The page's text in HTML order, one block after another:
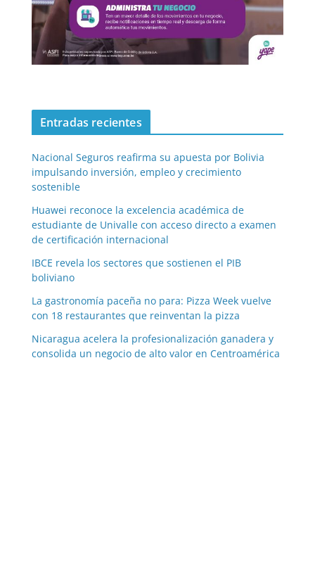
Entradas recientes
Nacional Seguros reafirma su apuesta por Bolivia
impulsando inversión, empleo y crecimiento
sostenible
Huawei reconoce la excelencia académica de
estudiante de Univalle con acceso directo a examen
de certificación internacional
IBCE revela los sectores que sostienen el PIB
boliviano
La gastronomía paceña no para: Pizza Week vuelve
con 18 restaurantes que reinventan la pizza
Nicaragua acelera la profesionalización ganadera y
consolida un negocio de alto valor en Centroamérica